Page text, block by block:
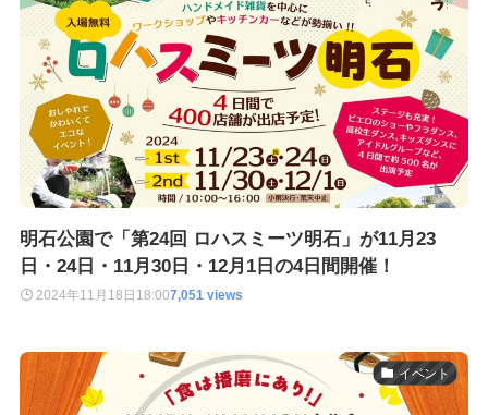
明石公園で「第24回 ロハスミーツ明石」が11月23
日・24日・11月30日・12月1日の4日間開催！
2024年11月18日 18:007,051 views
イベント